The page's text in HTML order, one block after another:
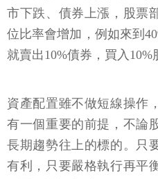
市下跌、債券上漲，股票
位比率會增加，例如來到
就賣出10%債券，買入10%
資產配置雖不做短線操作
有一個重要的前提，不論
長期趨勢往上的標的。只
有利，只要嚴格執行再平